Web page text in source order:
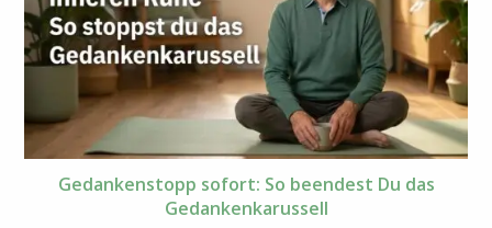
Gedankenstopp sofort: So beendest Du das
Gedankenkarussell